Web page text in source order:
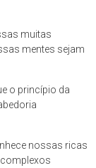
muitas
mentes sejam
o princípio da
nossas ricas